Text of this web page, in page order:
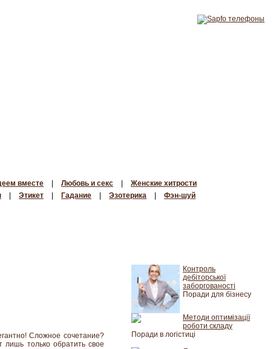
вместе Любовь и секс
Женские хитрости
Этикет Гадание Эзотерика
Фэн-шуй
Сложное сочетание?
лишь только обратить свое
Контроль
дебіторської
заборгованості
Поради для бізнесу
Методи оптимізації
роботи складу
Поради в логістиці